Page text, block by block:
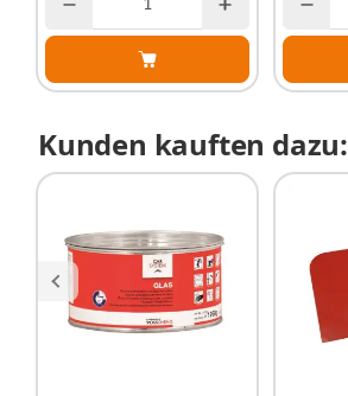
Kunden kauften dazu: